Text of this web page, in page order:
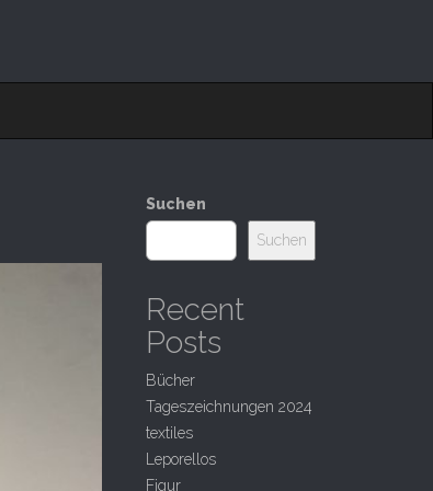
Suchen
Suchen
Recent
Posts
Bücher
Tageszeichnungen 2024
textiles
Leporellos
Figur